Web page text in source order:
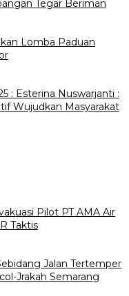
Tegar Beriman
Lomba Paduan
: Esterina Nuswarjanti :
Wujudkan Masyarakat
Pilot PT AMA Air
Taktis
Jalan Tertemper
Jrakah Semarang